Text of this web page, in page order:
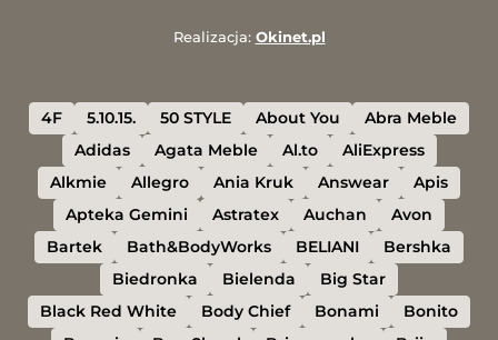
Realizacja: Okinet.pl
4F 5.10.15. 50 STYLE About You
Abra Meble
Adidas
Agata Meble Al.to
AliExpress
Alkmie
Allegro Ania Kruk Answear
Apis
Apteka Gemini
Astratex Auchan
Avon
Bartek
Bath&BodyWorks BELIANI
Bershka
Biedronka
Bielenda
Big Star
Black Red White
Body Chief Bonami
Bonito